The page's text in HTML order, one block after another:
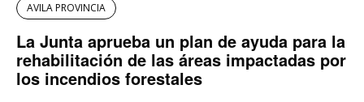
AVILA PROVINCIA
La Junta aprueba un plan de ayuda para la
rehabilitación de las áreas impactadas por
los incendios forestales